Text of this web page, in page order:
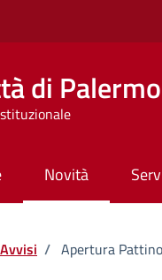
di Palermo
Novità
Avvisi / Apertura